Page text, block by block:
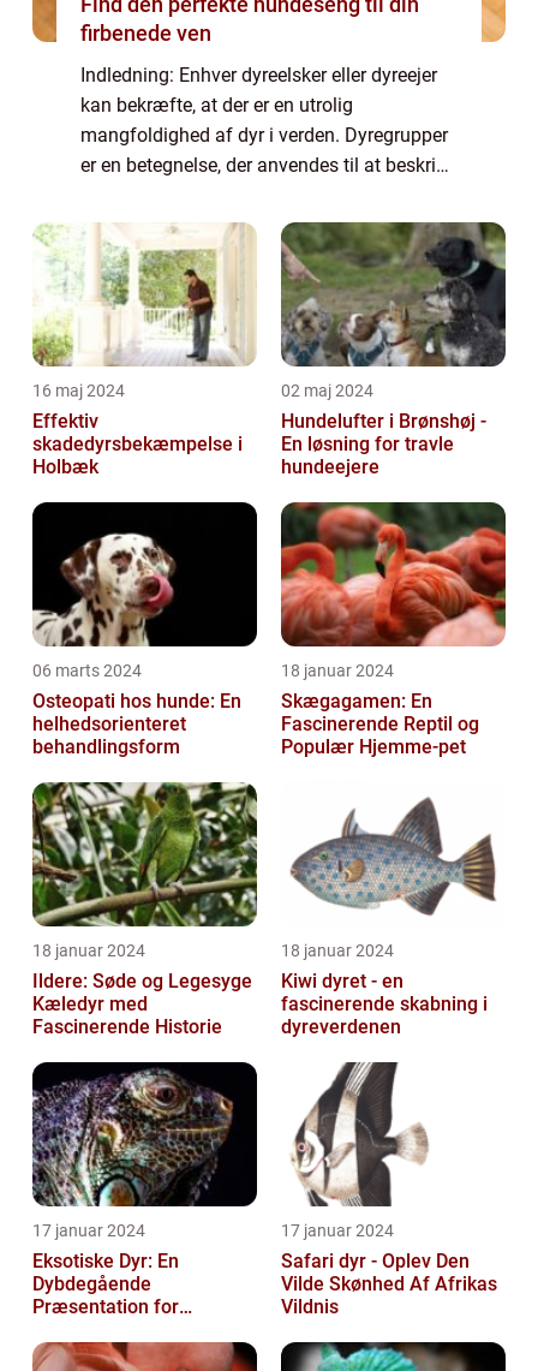
firbenede ven
Indledning: Enhver dyreelsker eller dyreejer
kan bekræfte, at der er en utrolig
mangfoldighed af dyr i verden. Dyregrupper
er en betegnelse, der anvendes til at beskrive
inddeles efter. Disse grupper er afgør...
16 maj 2024
Effektiv
skadedyrsbekæmpelse i
Holbæk
02 maj 2024
Hundelufter i Brønshøj -
En løsning for travle
hundeejere
06 marts 2024
Osteopati hos hunde: En
helhedsorienteret
behandlingsform
18 januar 2024
Skægagamen: En
Fascinerende Reptil og
Populær Hjemme-pet
18 januar 2024
Ildere: Søde og Legesyge
Kæledyr med
Fascinerende Historie
18 januar 2024
Kiwi dyret - en
fascinerende skabning i
dyreverdenen
17 januar 2024
Eksotiske Dyr: En
Dybdegående
Præsentation for
17 januar 2024
Safari dyr - Oplev Den
Vilde Skønhed Af Afrikas
Vildnis